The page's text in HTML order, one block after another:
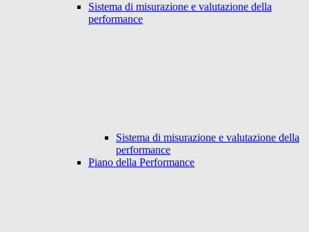
Sistema di misurazione e valutazione della
performance
Sistema di misurazione e valutazione della
performance
Piano della Performance